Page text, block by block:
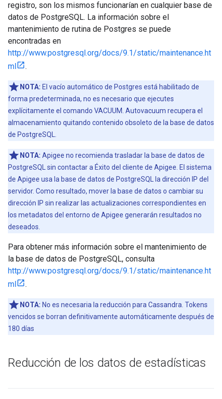
registro, son los mismos funcionarían en cualquier base de
datos de PostgreSQL. La información sobre el
mantenimiento de rutina de Postgres se puede
encontradas en
http://www.postgresql.org/docs/9.1/static/maintenance.ht
ml
.
NOTA: El vacío automático de Postgres está habilitado de
forma predeterminada, no es necesario que ejecutes
explícitamente el comando VACUUM. Autovacuum recupera el
almacenamiento quitando contenido obsoleto de la base de datos
de PostgreSQL.
NOTA: Apigee no recomienda trasladar la base de datos de
PostgreSQL sin contactar a Éxito del cliente de Apigee. El sistema
de Apigee usa la base de datos de PostgreSQL la dirección IP del
servidor. Como resultado, mover la base de datos o cambiar su
dirección IP sin realizar las actualizaciones correspondientes en
los metadatos del entorno de Apigee generarán resultados no
deseados.
Para obtener más información sobre el mantenimiento de
la base de datos de PostgreSQL, consulta
http://www.postgresql.org/docs/9.1/static/maintenance.ht
ml
.
NOTA: No es necesaria la reducción para Cassandra. Tokens
vencidos se borran definitivamente automáticamente después de
180 días
Reducción de los datos de estadísticas